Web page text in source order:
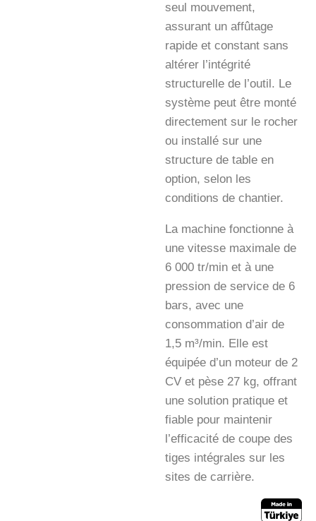
seul mouvement,
assurant un affûtage
rapide et constant sans
altérer l’intégrité
structurelle de l’outil. Le
système peut être monté
directement sur le rocher
ou installé sur une
structure de table en
option, selon les
conditions de chantier.
La machine fonctionne à
une vitesse maximale de
6 000 tr/min et à une
pression de service de 6
bars, avec une
consommation d’air de
1,5 m³/min. Elle est
équipée d’un moteur de 2
CV et pèse 27 kg, offrant
une solution pratique et
fiable pour maintenir
l’efficacité de coupe des
tiges intégrales sur les
sites de carrière.